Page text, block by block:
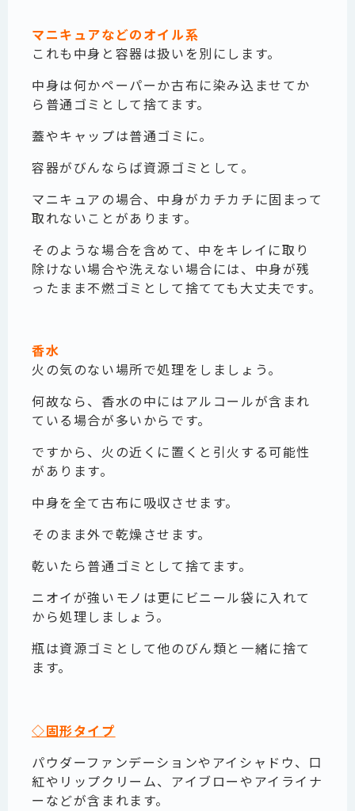
マニキュアなどのオイル系
これも中身と容器は扱いを別にします。
中身は何かペーパーか古布に染み込ませてか
ら普通ゴミとして捨てます。
蓋やキャップは普通ゴミに。
容器がびんならば資源ゴミとして。
マニキュアの場合、中身がカチカチに固まって
取れないことがあります。
そのような場合を含めて、中をキレイに取り
除けない場合や洗えない場合には、中身が残
ったまま不燃ゴミとして捨てても大丈夫です。
香水
火の気のない場所で処理をしましょう。
何故なら、香水の中にはアルコールが含まれ
ている場合が多いからです。
ですから、火の近くに置くと引火する可能性
があります。
中身を全て古布に吸収させます。
そのまま外で乾燥させます。
乾いたら普通ゴミとして捨てます。
ニオイが強いモノは更にビニール袋に入れて
から処理しましょう。
瓶は資源ゴミとして他のびん類と一緒に捨て
ます。
◇固形タイプ
パウダーファンデーションやアイシャドウ、口
紅やリップクリーム、アイブローやアイライナ
ーなどが含まれます。